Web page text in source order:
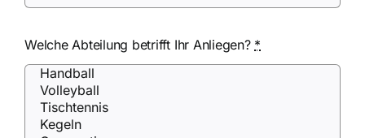
Welche Abteilung betrifft Ihr Anliegen? *